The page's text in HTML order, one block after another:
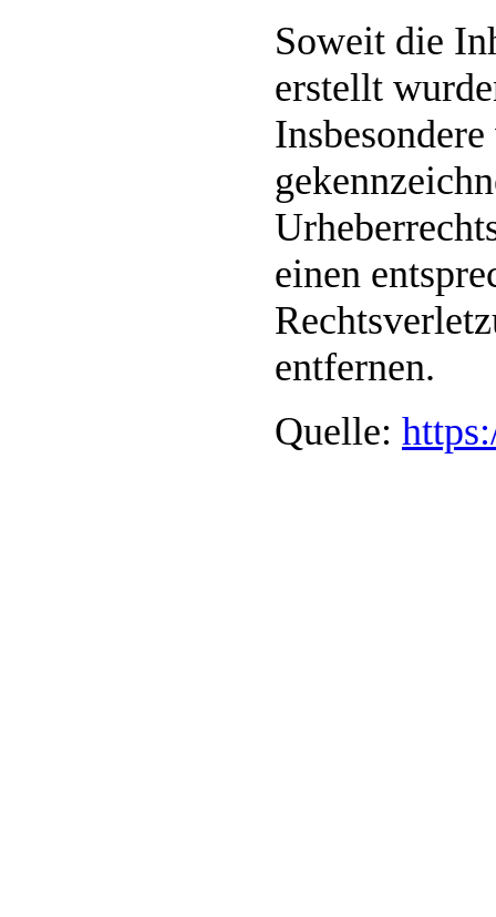
Soweit die
erstellt
einen
entfernen.
Quelle: